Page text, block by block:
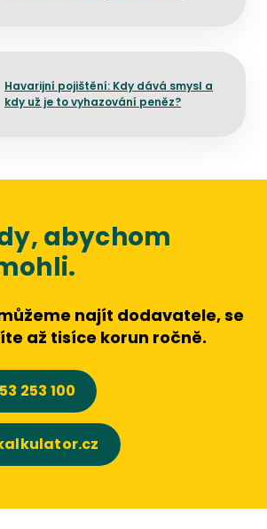
Havarijní pojištění: Kdy dává smysl a
kdy už je to vyhazování peněz?
abychom
najít dodavatele, se
až tisíce korun ročně.
253 100